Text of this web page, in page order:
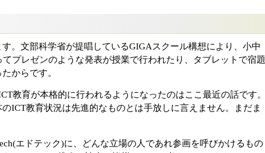
。文部科学省が提唱しているGIGAスクール構想により、小中
プレゼンのような発表が授業で行われたり、タブレットで宿題
からです。
教育が本格的に行われるようになったのはここ最近の話です。
ICT教育状況は先進的なものとは手放しに言えません。まだま
エドテック)に、どんな立場の人であれ参画を呼びかけるもの